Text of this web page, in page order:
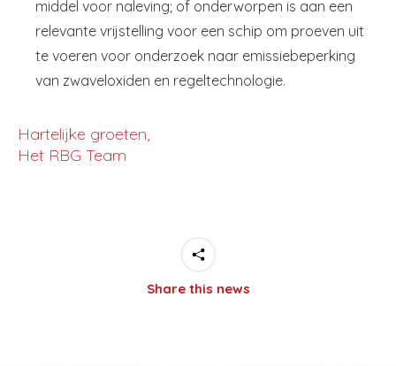
middel voor naleving; of onderworpen is aan een
relevante vrijstelling voor een schip om proeven uit
te voeren voor onderzoek naar emissiebeperking
van zwaveloxiden en regeltechnologie.
Hartelijke groeten,
Het RBG Team
Share this news